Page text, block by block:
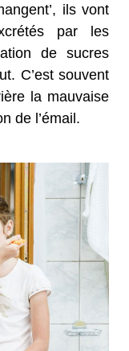
ils vont
par les
de sucres
C’est souvent
la mauvaise
de l’émail.